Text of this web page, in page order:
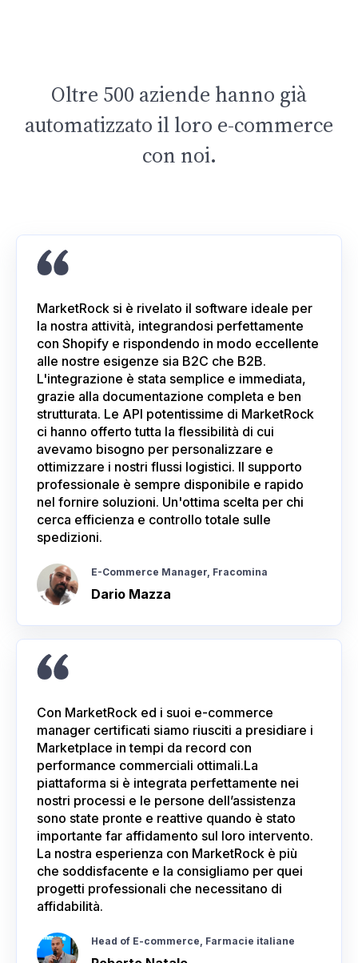
Oltre 500 aziende hanno già
automatizzato il loro e-commerce
con noi.
MarketRock si è rivelato il software ideale per
la nostra attività, integrandosi perfettamente
con Shopify e rispondendo in modo eccellente
alle nostre esigenze sia B2C che B2B.
L'integrazione è stata semplice e immediata,
grazie alla documentazione completa e ben
strutturata. Le API potentissime di MarketRock
ci hanno offerto tutta la flessibilità di cui
avevamo bisogno per personalizzare e
ottimizzare i nostri flussi logistici. Il supporto
professionale è sempre disponibile e rapido
nel fornire soluzioni. Un'ottima scelta per chi
cerca efficienza e controllo totale sulle
spedizioni.
E-Commerce Manager, Fracomina
Dario Mazza
Con MarketRock ed i suoi e-commerce
manager certificati siamo riusciti a presidiare i
Marketplace in tempi da record con
performance commerciali ottimali.La
piattaforma si è integrata perfettamente nei
nostri processi e le persone dell’assistenza
sono state pronte e reattive quando è stato
importante far affidamento sul loro intervento.
La nostra esperienza con MarketRock è più
che soddisfacente e la consigliamo per quei
progetti professionali che necessitano di
affidabilità.
Head of E-commerce, Farmacie italiane